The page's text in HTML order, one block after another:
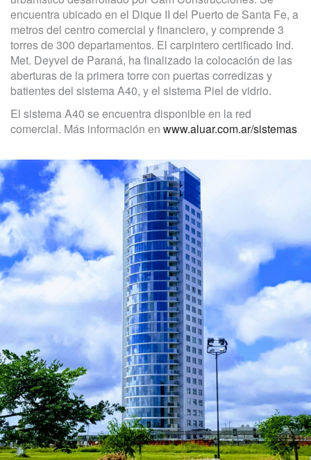
encuentra ubicado en el Dique II del Puerto de Santa Fe, a
metros del centro comercial y financiero, y comprende 3
torres de 300 departamentos. El carpintero certificado Ind.
Met. Deyvel de Paraná, ha finalizado la colocación de las
aberturas de la primera torre con puertas corredizas y
batientes del sistema A40, y el sistema Piel de vidrio.
El sistema A40 se encuentra disponible en la red
comercial. Más información en www.aluar.com.ar/sistemas